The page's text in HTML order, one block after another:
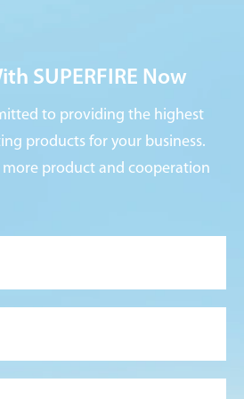
SUPERFIRE Now
to providing the highest
products for your business.
more product and cooperation